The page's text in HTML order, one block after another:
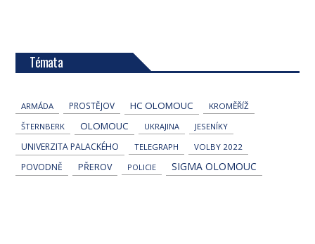
Témata
ARMÁDA PROSTĚJOV HC OLOMOUC
KROMĚŘÍŽ
ŠTERNBERK
OLOMOUC UKRAJINA JESENÍKY
UNIVERZITA PALACKÉHO TELEGRAPH VOLBY 2022
POVODNĚ PŘEROV POLICIE SIGMA OLOMOUC